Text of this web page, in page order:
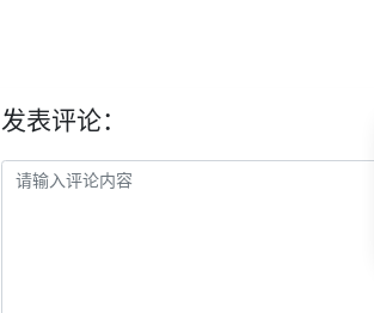
发表评论：